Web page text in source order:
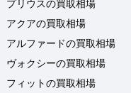
プリウスの買取相場
アクアの買取相場
アルファードの買取相場
ヴォクシーの買取相場
フィットの買取相場